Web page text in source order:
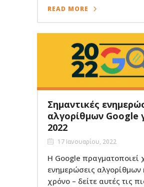
READ MORE
Σημαντικές
αλγορίθμων Google
2022
17 Ιανουαρίου, 2022
Η Google πραγματοποιεί
ενημερώσεις αλγορίθμων
χρόνο – δείτε αυτές τις